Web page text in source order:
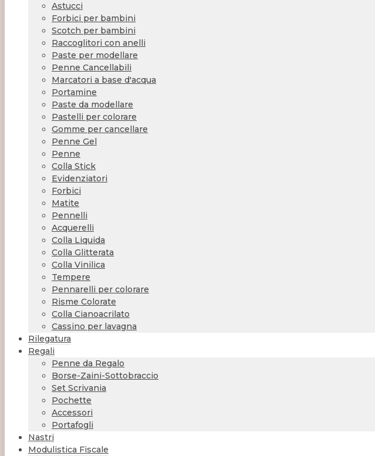
Astucci
Forbici per bambini
Scotch per bambini
Raccoglitori con anelli
Paste per modellare
Penne Cancellabili
Marcatori a base d'acqua
Portamine
Paste da modellare
Pastelli per colorare
Gomme per cancellare
Penne Gel
Penne
Colla Stick
Evidenziatori
Forbici
Matite
Pennelli
Acquerelli
Colla Liquida
Colla Glitterata
Colla Vinilica
Tempere
Pennarelli per colorare
Risme Colorate
Colla Cianoacrilato
Cassino per lavagna
Rilegatura
Regali
Penne da Regalo
Borse-Zaini-Sottobraccio
Set Scrivania
Pochette
Accessori
Portafogli
Nastri
Modulistica Fiscale